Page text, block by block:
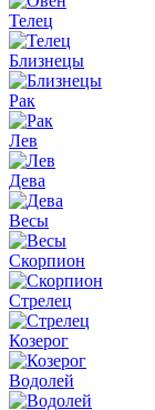
Телец
Близнецы
Рак
Лев
Дева
Весы
Скорпион
Стрелец
Козерог
Водолей